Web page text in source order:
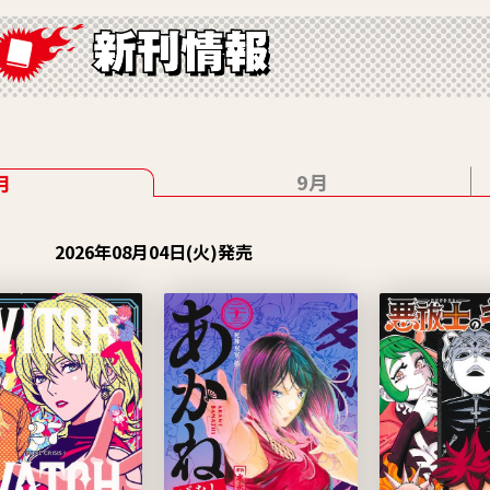
9月
2026年08月04日(火)発売